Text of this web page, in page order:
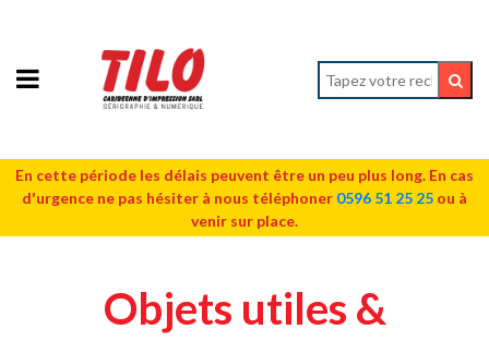
En cette période les délais peuvent être un peu plus long. En cas
d'urgence ne pas hésiter à nous téléphoner 0596 51 25 25 ou à
venir sur place.
Objets utiles &